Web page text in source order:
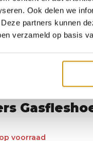
Ook delen we
partners kunnen
verzameld op basis
voorraad